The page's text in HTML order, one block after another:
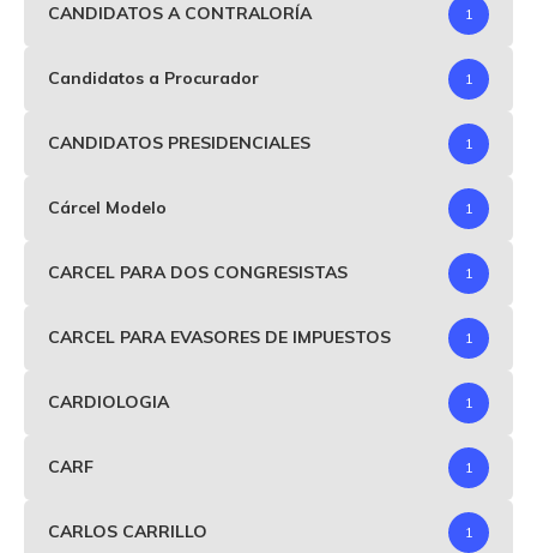
CANDIDATOS A CONTRALORÍA 1
Candidatos a Procurador 1
CANDIDATOS PRESIDENCIALES 1
Cárcel Modelo 1
CARCEL PARA DOS CONGRESISTAS 1
CARCEL PARA EVASORES DE IMPUESTOS 1
CARDIOLOGIA 1
CARF 1
CARLOS CARRILLO 1